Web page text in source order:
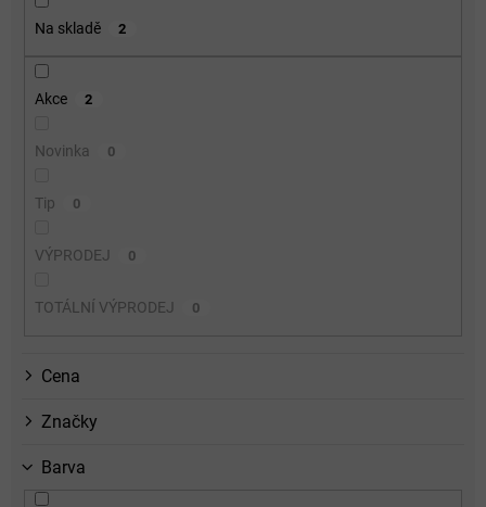
Na skladě 2
Akce 2
Novinka 0
Tip 0
VÝPRODEJ 0
TOTÁLNÍ VÝPRODEJ 0
Cena
Značky
Barva